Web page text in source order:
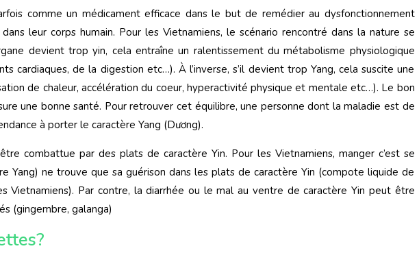
comme un médicament efficace dans le but de remédier au dysfonctionnement
leur corps humain. Pour les Vietnamiens, le scénario rencontré dans la nature se
devient trop yin, cela entraîne un ralentissement du métabolisme physiologique
cardiaques, de la digestion etc…). À l’inverse, s’il devient trop Yang, cela suscite une
de chaleur, accélération du coeur, hyperactivité physique et mentale etc…). Le bon
une bonne santé. Pour retrouver cet équilibre, une personne dont la maladie est de
à porter le caractère Yang (Dương).
combattue par des plats de caractère Yin. Pour les Vietnamiens, manger c’est se
Yang) ne trouve que sa guérison dans les plats de caractère Yin (compote liquide de
Vietnamiens). Par contre, la diarrhée ou le mal au ventre de caractère Yin peut être
(gingembre, galanga)